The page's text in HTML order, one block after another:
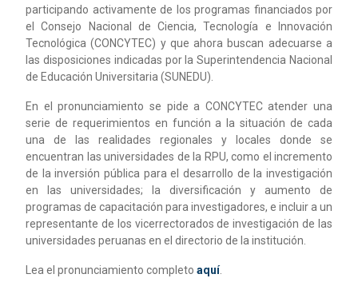
participando activamente de los programas financiados por
el Consejo Nacional de Ciencia, Tecnología e Innovación
Tecnológica (CONCYTEC) y que ahora buscan adecuarse a
las disposiciones indicadas por la Superintendencia Nacional
de Educación Universitaria (SUNEDU).
En el pronunciamiento se pide a CONCYTEC atender una
serie de requerimientos en función a la situación de cada
una de las realidades regionales y locales donde se
encuentran las universidades de la RPU, como el incremento
de la inversión pública para el desarrollo de la investigación
en las universidades; la diversificación y aumento de
programas de capacitación para investigadores, e incluir a un
representante de los vicerrectorados de investigación de las
universidades peruanas en el directorio de la institución.
Lea el pronunciamiento completo aquí.